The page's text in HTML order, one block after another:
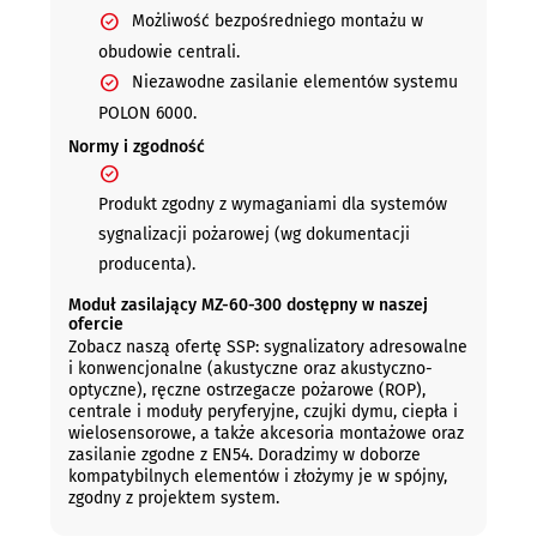
Możliwość bezpośredniego montażu w
obudowie centrali.
Niezawodne zasilanie elementów systemu
POLON 6000.
Normy i zgodność
Produkt zgodny z wymaganiami dla systemów
sygnalizacji pożarowej (wg dokumentacji
producenta).
Moduł zasilający MZ-60-300 dostępny w naszej
ofercie
Zobacz naszą ofertę SSP: sygnalizatory adresowalne
i konwencjonalne (akustyczne oraz akustyczno-
optyczne), ręczne ostrzegacze pożarowe (ROP),
centrale i moduły peryferyjne, czujki dymu, ciepła i
wielosensorowe, a także akcesoria montażowe oraz
zasilanie zgodne z EN54. Doradzimy w doborze
kompatybilnych elementów i złożymy je w spójny,
zgodny z projektem system.